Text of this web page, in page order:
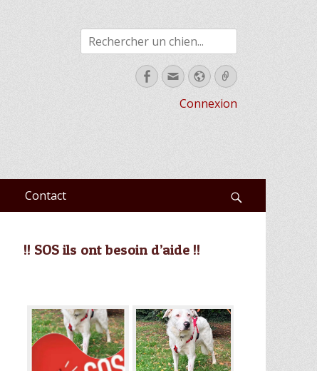
Rechercher
Facebook
EmailSite
web
Link
Connexion
Contact
!! SOS ils ont besoin d’aide !!